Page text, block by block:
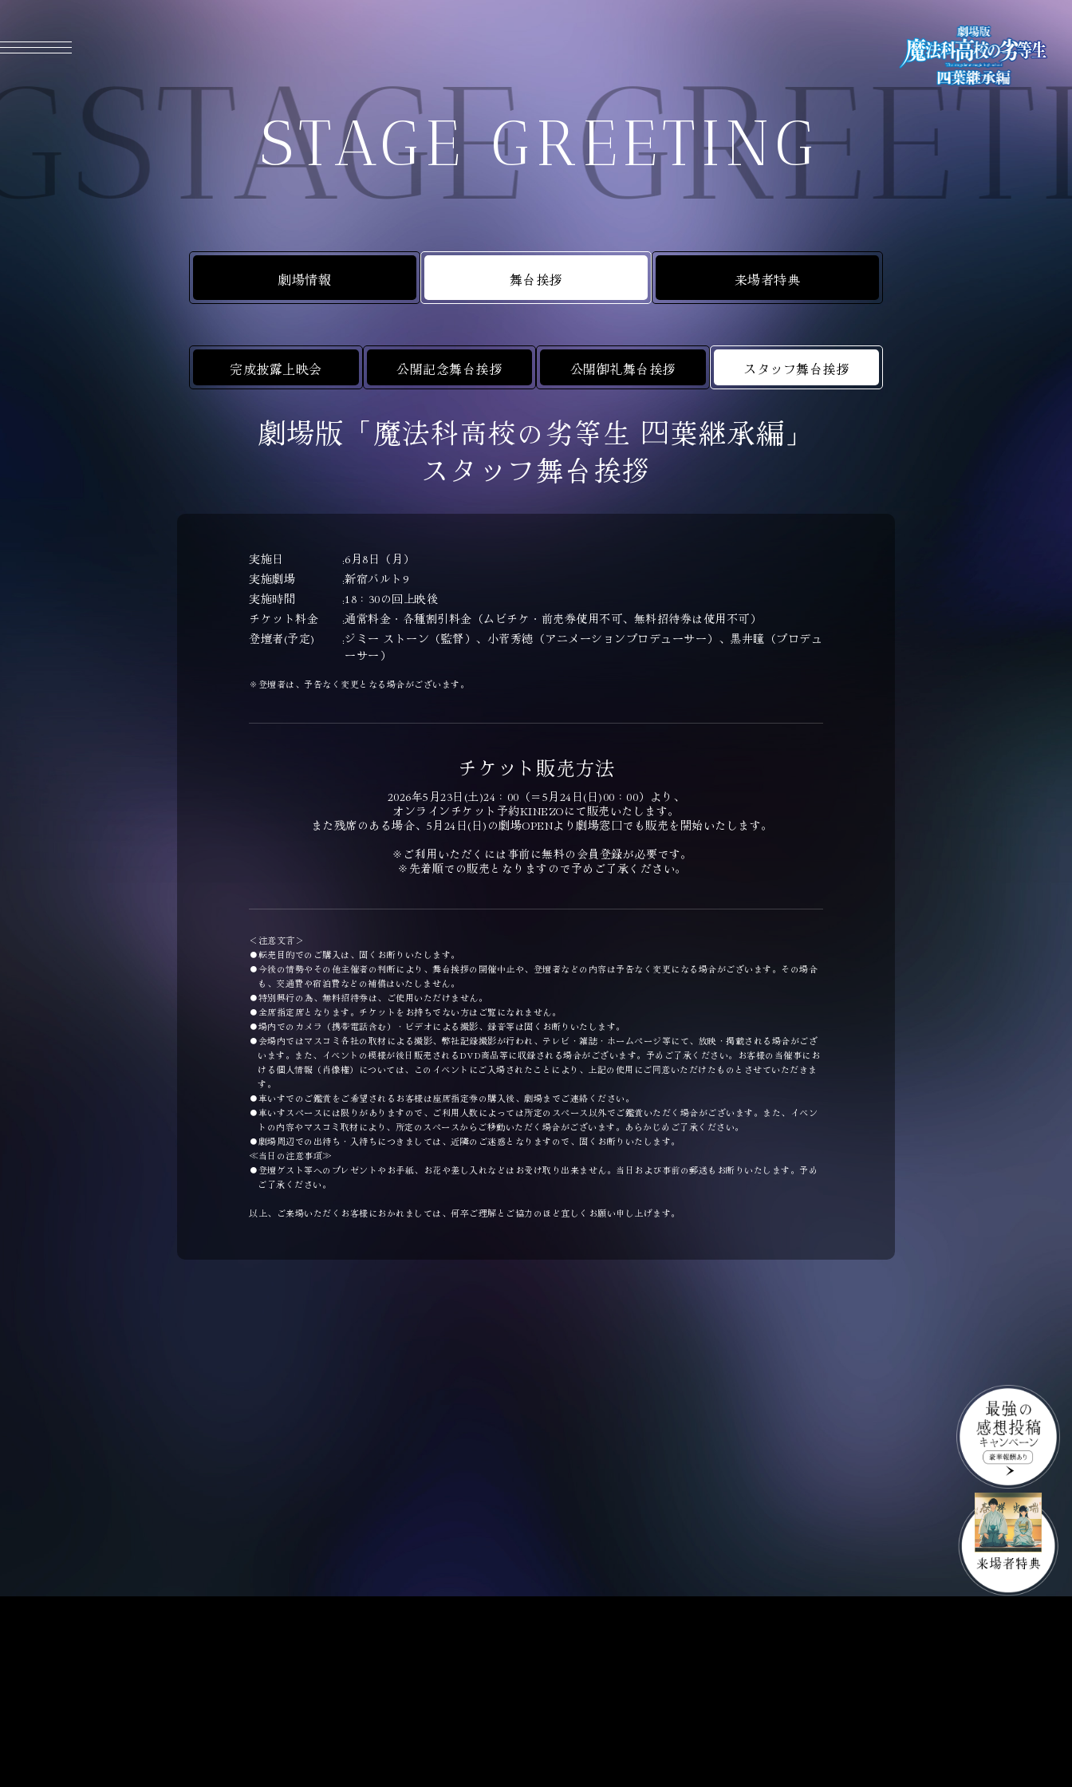
STAGE
STAGE GREETING
劇場情報 舞台挨拶 来場者特典
完成披露上映会 公開記念舞台挨拶 公開御礼舞台挨拶 スタッフ舞台挨拶
劇場版「魔法科高校の劣等生 四葉継承編」
スタッフ舞台挨拶
実施日
6月8日（月）
実施劇場
新宿バルト9
実施時間
18：30の回上映後
チケット料金
通常料金・各種割引料金（ムビチケ・前売券使用不可、無料招待券は使用不可）
登壇者(予定)
ジミー ストーン（監督）、小菅秀徳（アニメーションプロデューサー）、黒井瞳（プロデュ
ーサー）
※登壇者は、予告なく変更となる場合がございます。
チケット販売方法
2026年5月23日(土)24：00（＝5月24日(日)00：00）より、
オンラインチケット予約KINEZOにて販売いたします。
また残席のある場合、5月24日(日)の劇場OPENより劇場窓口でも販売を開始いたします。
※ご利用いただくには事前に無料の会員登録が必要です。
※先着順での販売となりますので予めご了承ください。
＜注意文言＞
転売目的でのご購入は、固くお断りいたします。
今後の情勢やその他主催者の判断により、舞台挨拶の開催中止や、登壇者などの内容は予告なく変更になる場合がございます。その場合
も、交通費や宿泊費などの補償はいたしません。
特別興行の為、無料招待券は、ご使用いただけません。
全席指定席となります。チケットをお持ちでない方はご覧になれません。
場内でのカメラ（携帯電話含む）・ビデオによる撮影、録音等は固くお断りいたします。
会場内ではマスコミ各社の取材による撮影、弊社記録撮影が行われ、テレビ・雑誌・ホームページ等にて、放映・掲載される場合がござ
います。また、イベントの模様が後日販売されるDVD商品等に収録される場合がございます。予めご了承ください。お客様の当催事にお
ける個人情報（肖像権）については、このイベントにご入場されたことにより、上記の使用にご同意いただけたものとさせていただきま
す。
車いすでのご鑑賞をご希望されるお客様は座席指定券の購入後、劇場までご連絡ください。
車いすスペースには限りがありますので、ご利用人数によっては所定のスペース以外でご鑑賞いただく場合がございます。また、イベン
トの内容やマスコミ取材により、所定のスペースからご移動いただく場合がございます。あらかじめご了承ください。
劇場周辺での出待ち・入待ちにつきましては、近隣のご迷惑となりますので、固くお断りいたします。
≪当日の注意事項≫
登壇ゲスト等へのプレゼントやお手紙、お花や差し入れなどはお受け取り出来ません。当日および事前の郵送もお断りいたします。予め
ご了承ください。
以上、ご来場いただくお客様におかれましては、何卒ご理解とご協力のほど宜しくお願い申し上げます。